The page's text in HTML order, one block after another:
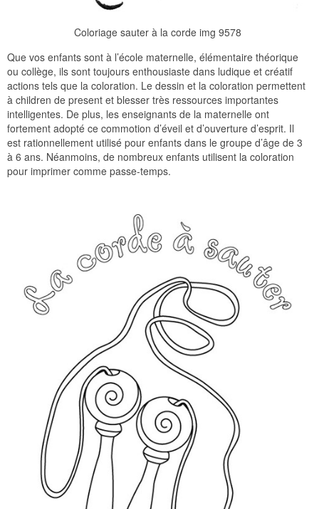
Coloriage sauter à la corde img 9578
Que vos enfants sont à l’école maternelle, élémentaire théorique
ou collège, ils sont toujours enthousiaste dans ludique et créatif
actions tels que la coloration. Le dessin et la coloration permettent
à children de present et blesser très ressources importantes
intelligentes. De plus, les enseignants de la maternelle ont
fortement adopté ce commotion d’éveil et d’ouverture d’esprit. Il
est rationnellement utilisé pour enfants dans le groupe d’âge de 3
à 6 ans. Néanmoins, de nombreux enfants utilisent la coloration
pour imprimer comme passe-temps.